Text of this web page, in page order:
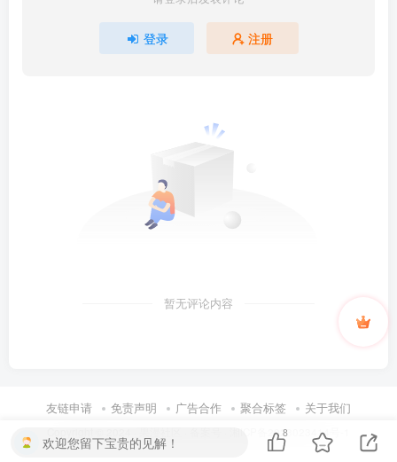
登录 注册
暂无评论内容
友链申请 免责声明 广告合作 聚合标签 关于我们
湘ICP备2023023414号-1
欢迎您留下宝贵的见解！
8